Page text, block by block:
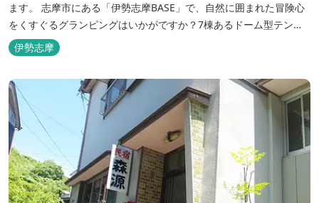
ます。 志摩市にある「伊勢志摩BASE」で、自然に囲まれた冒険心
をくすぐるグランピングはいかがですか？7棟あるドーム型テント
での宿泊やFREE BARのサービス、伊勢志摩の特産を使ったBBQ
が、楽しいひとときを演出します。温暖な伊勢志摩で、特別なリゾ
ートのひとときを。
伊勢志摩